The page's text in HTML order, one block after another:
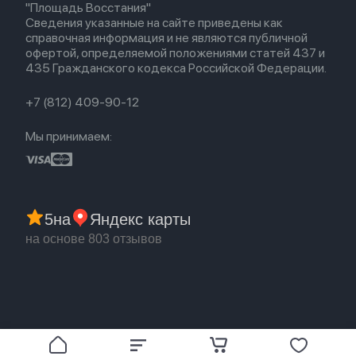
Оплата и доставка
Партнерская программа
Гарантия
Обмен и возврат
Бонусы
Популярное
Акции
"Площадь Восстания"
Сведения указанные на сайте приведены как
справочная информация и не являются публичной
офертой, определяемой положениями статей 437 и
435 Гражданского кодекса Российской Федерации.
+7 (812) 409-90-12
Мы принимаем:
5на Яндекс карты
на основе 803 отзывов